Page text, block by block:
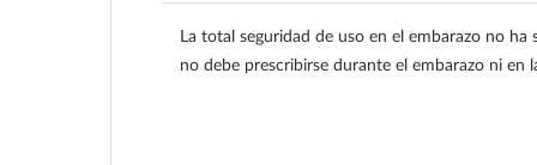
La total seguridad de uso en el embarazo no
no debe prescribirse durante el embarazo ni en